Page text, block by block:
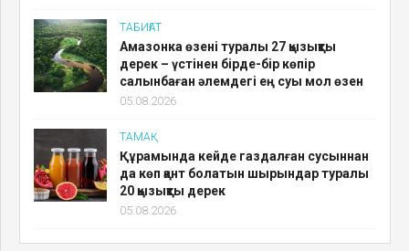
ТАБИҒАТ
Амазонка өзені туралы 27 қызықты
дерек – үстінен бірде-бір көпір
салынбаған әлемдегі ең суы мол өзен
05.08.2026
ТАМАҚ
Құрамында кейде газдалған сусыннан
да көп қант болатын шырындар туралы
20 қызықты дерек
05.08.2026